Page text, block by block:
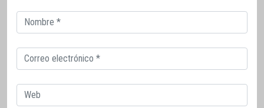
Correo
electrónico
Correo
electrónico
Web